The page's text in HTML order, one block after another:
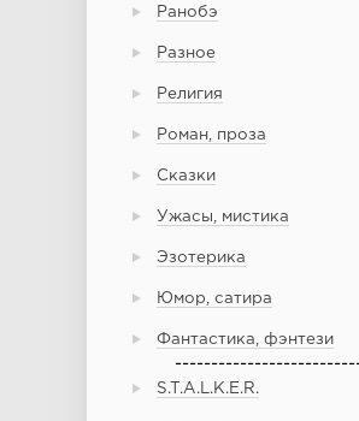
Ранобэ
Разное
Религия
Роман, проза
Сказки
Ужасы, мистика
Эзотерика
Юмор, сатира
Фантастика, фэнтези
S.T.A.L.K.E.R.